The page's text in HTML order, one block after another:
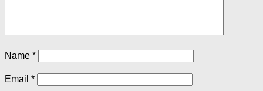
Name *
Email *